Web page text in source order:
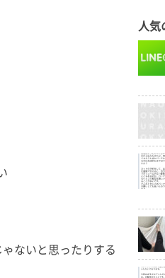
ないと思ったりする
人気